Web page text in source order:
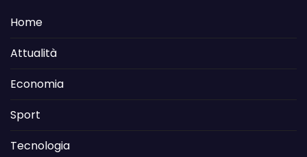
Home
Attualità
Economia
Sport
Tecnologia